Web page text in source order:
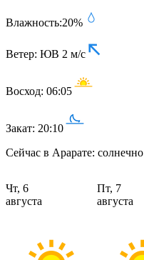
Влажность:20%
Ветер: ЮВ 2 м/с
Восход: 06:05
Закат: 20:10
Сейчас в Арарате: солнечно
Чт, 6
августа
Пт, 7
августа